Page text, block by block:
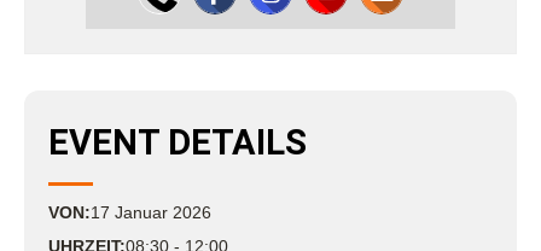
EVENT DETAILS
VON:17 Januar 2026
UHRZEIT:08:30 - 12:00